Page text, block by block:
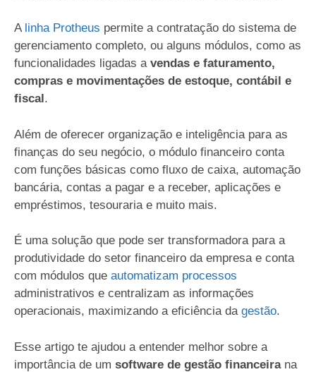
Alinha Protheus permite a contratação do sistema de
gerenciamento completo, ou alguns módulos, como as
funcionalidades ligadas a vendas e faturamento,
compras e movimentações de estoque, contábil e
fiscal .
Além de oferecer organização e inteligência para as
finanças do seu negócio, o módulo financeiro conta
com funções básicas como fluxo de caixa, automação
bancária, contas a pagar e a receber, aplicações e
empréstimos, tesouraria e muito mais.
É uma solução que pode ser transformadora para a
produtividade do setor financeiro da empresa e conta
com módulos que automatizam processos
administrativos e centralizam as informações
operacionais, maximizando a eficiência dagestão.
Esse artigo te ajudou a entender melhor sobre a
importância de um software de gestão financeira na